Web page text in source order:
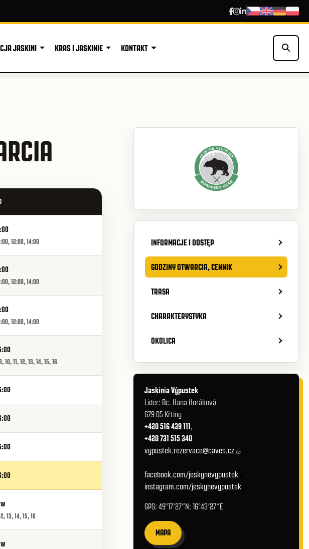
JASKINI KRAS I JASKINIE KONTAKT
12:00, 14:00
12:00, 14:00
12:00, 14:00
10, 11, 12, 13, 14, 15, 16
13, 14, 15, 16
INFORMACJE I DOSTĘP
GODZINY OTWARCIA, CENNIK
TRASA
CHARAKTERYSTYKA
OKOLICA
Jaskinia Výpustek
Lider: Bc. Hana Horáková
679 05 Křtiny
+420 516 439 111,
+420 731 515 340
vypustek.rezervace@caves.cz
facebook.com/jeskynevypustek
instagram.com/jeskynevypustek
GPS: 49°17′27″N; 16°43′27″E
MAPA